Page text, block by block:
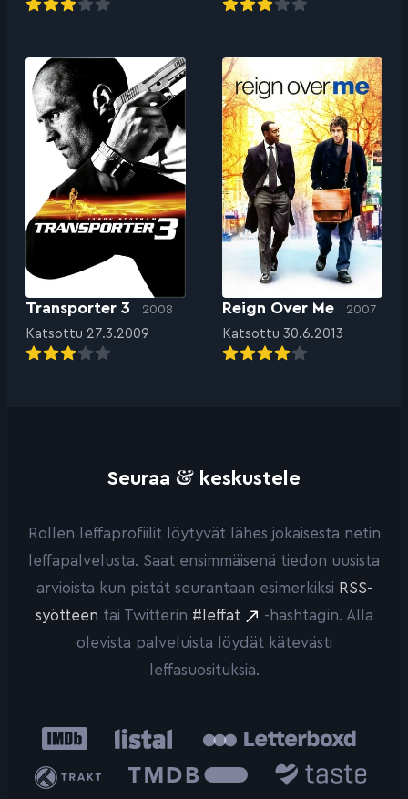
Transporter 3 2008
Katsottu 27.3.2009
Reign Over Me 2007
Katsottu 30.6.2013
Seuraa & keskustele
Rollen leffaprofiilit löytyvät lähes jokaisesta netin
leffapalvelusta. Saat ensimmäisenä tiedon uusista
arvioista kun pistät seurantaan esimerkiksi RSS-
syötteen tai Twitterin #leffat
-hashtagin. Alla
olevista palveluista löydät kätevästi
leffasuosituksia.
IMDb Listal
Trakt